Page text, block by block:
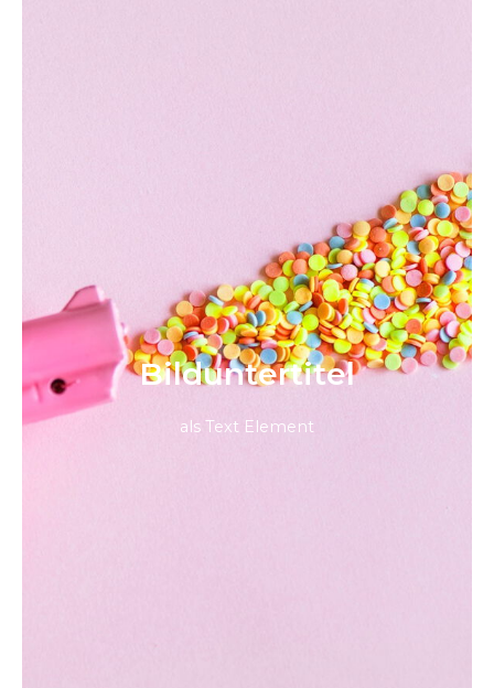
Bild­unter­titel
als Text Element